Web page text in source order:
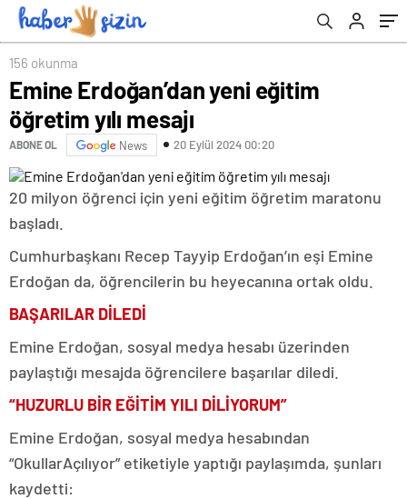
156 okunma
Emine Erdoğan’dan yeni eğitim
öğretim yılı mesajı
ABONE OL News 20 Eylül 2024 00:20
20 milyon öğrenci için yeni eğitim öğretim maratonu
başladı.
Cumhurbaşkanı Recep Tayyip Erdoğan’ın eşi Emine
Erdoğan da, öğrencilerin bu heyecanına ortak oldu.
BAŞARILAR DİLEDİ
Emine Erdoğan, sosyal medya hesabı üzerinden
paylaştığı mesajda öğrencilere başarılar diledi.
“HUZURLU BİR EĞİTİM YILI DİLİYORUM”
Emine Erdoğan, sosyal medya hesabından
“OkullarAçılıyor” etiketiyle yaptığı paylaşımda, şunları
kaydetti: